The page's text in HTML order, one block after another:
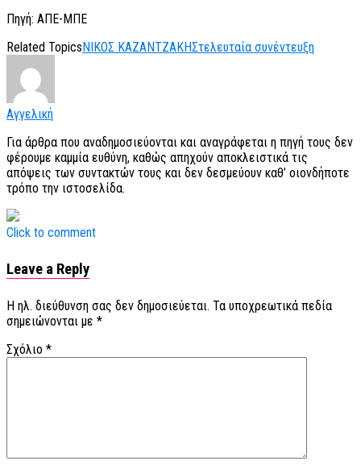
Πηγή: ΑΠΕ-ΜΠΕ
Related Topics ΝΙΚΟΣ ΚΑΖΑΝΤΖΑΚΗΣτελευταία συνέντευξη
Αγγελική
Για άρθρα που αναδημοσιεύονται και αναγράφεται η πηγή τους δεν
φέρουμε καμμία ευθύνη, καθώς απηχούν αποκλειστικά τις
απόψεις των συντακτών τους και δεν δεσμεύουν καθ’ οιονδήποτε
τρόπο την ιστοσελίδα.
Click to comment
Leave a Reply
Η ηλ. διεύθυνση σας δεν δημοσιεύεται. Τα υποχρεωτικά πεδία
σημειώνονται με *
Σχόλιο *